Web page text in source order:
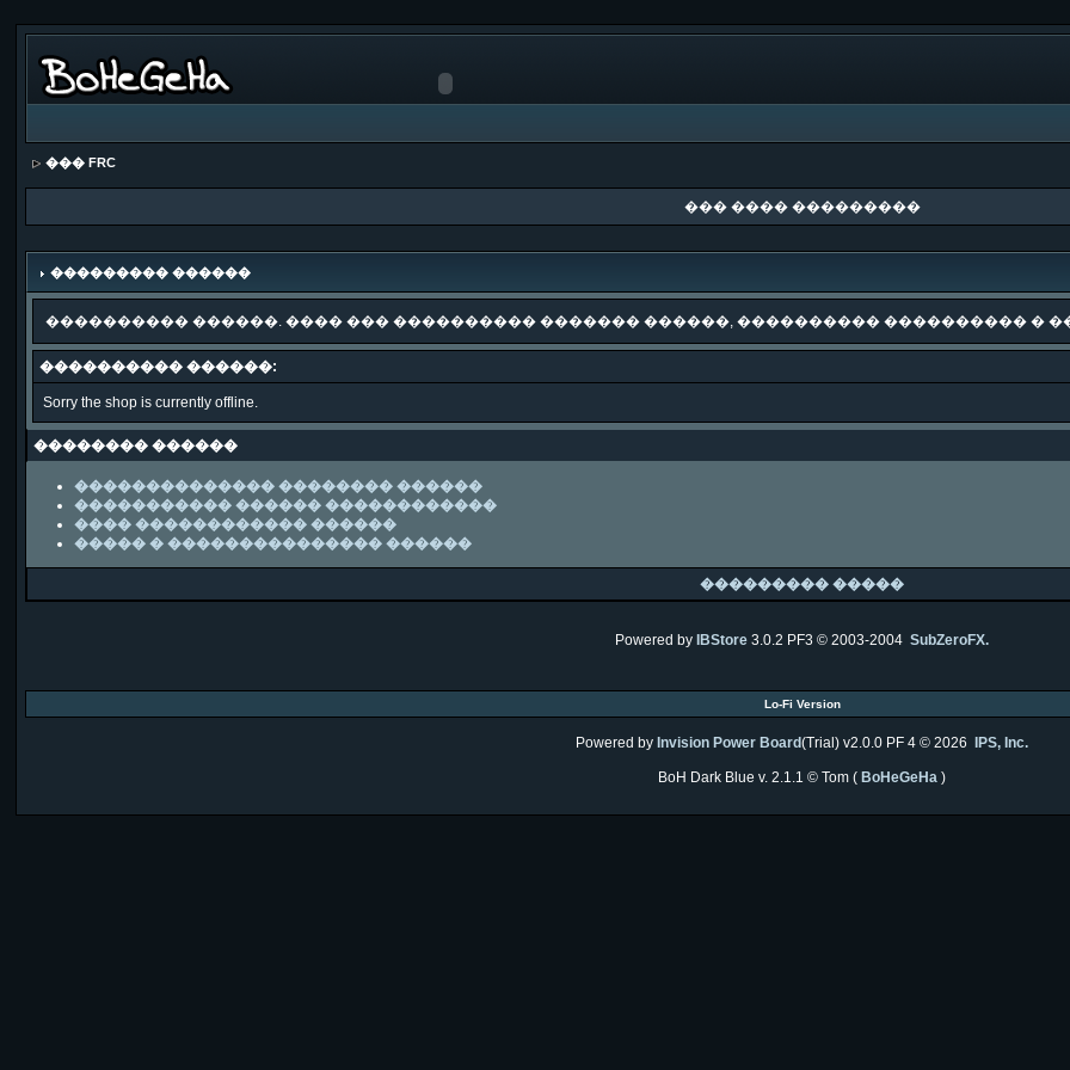
��� FRC
��� ���� ���������
��������� ������
���������� ������. ���� ��� ���������� ������� ������, ���������� ���������� �
���������� ������:
Sorry the shop is currently offline.
�������� ������
�������������� �������� ������
����������� ������ ������������
���� ������������ ������
����� � ��������������� ������
��������� �����
Powered by IBStore 3.0.2 PF3 © 2003-2004SubZeroFX.
Lo-Fi Version
Powered by Invision Power Board(Trial) v2.0.0 PF 4 © 2026 IPS, Inc.
BoH Dark Blue v. 2.1.1 © Tom ( BoHeGeHa )